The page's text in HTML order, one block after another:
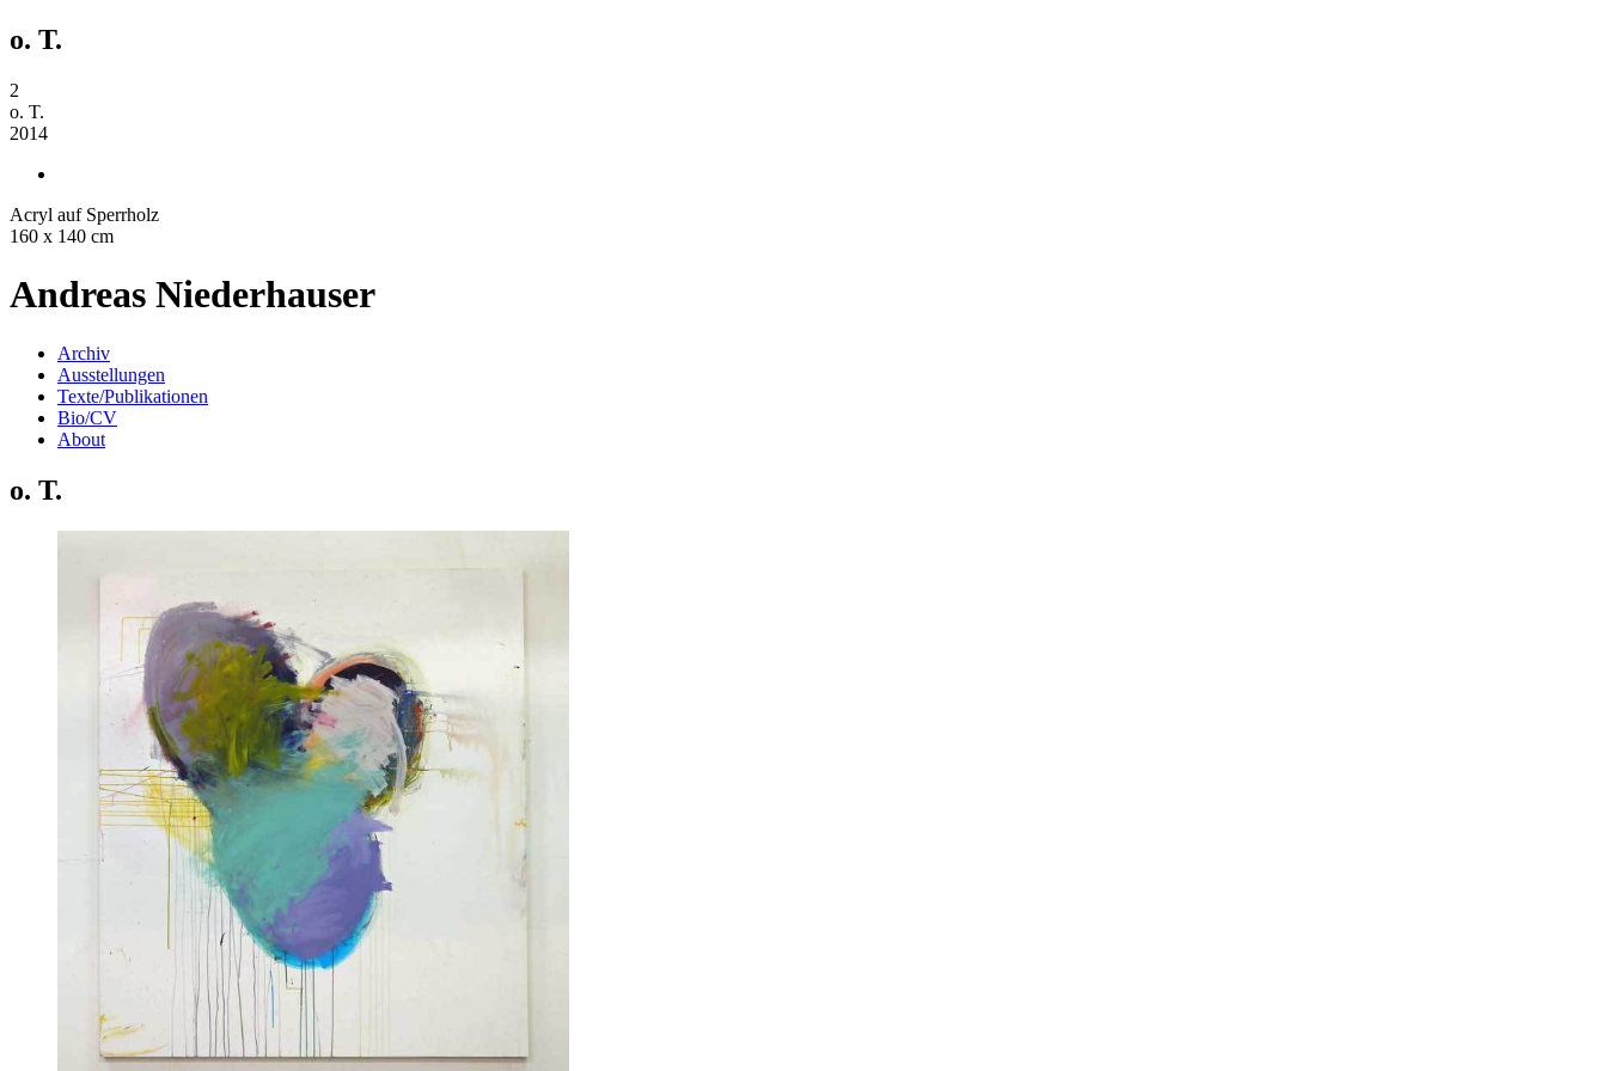
o. T.
2
o. T.
2014
Acryl auf Sperrholz
160 x 140 cm
Andreas Niederhauser
Archiv
Ausstellungen
Texte/Publikationen
Bio/CV
About
o. T.